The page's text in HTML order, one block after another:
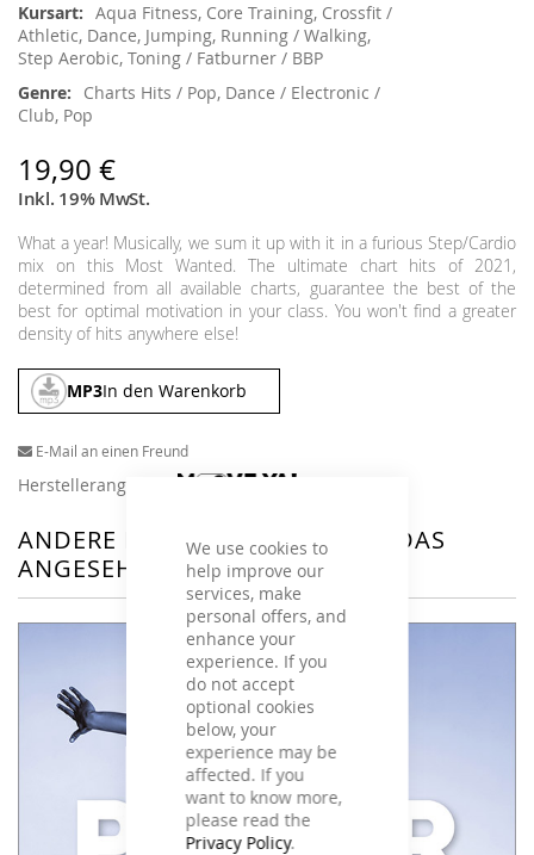
We use cookies to
help improve our
services, make
personal offers, and
enhance your
experience. If you
do not accept
optional cookies
below, your
experience may be
affected. If you
want to know more,
please read the
Privacy Policy.
Aqua Fitness, Core Training, Crossfit /
Athletic, Dance, Jumping, Running / Walking,
Step Aerobic, Toning / Fatburner / BBP
Charts Hits / Pop, Dance / Electronic /
Club, Pop
19,90 €
Inkl. 19% MwSt.
What a year! Musically, we sum it up with it in a furious Step/Cardio
mix on this Most Wanted. The ultimate chart hits of 2021,
determined from all available charts, guarantee the best of the
best for optimal motivation in your class. You won't find a greater
density of hits anywhere else!
MP3In den Warenkorb
E-Mail an einen Freund
Herstellerangaben
ANDERE KUNDEN HABEN SICH DAS
ANGESEHEN